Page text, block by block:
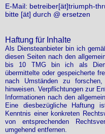
E-Mail: betreiber[ät]triumph-
bitte [ät] durch @ ersetzen
Haftung für Inhalte
Als Diensteanbieter bin ich
diesen Seiten nach den
bis 10 TMG bin ich als
übermittelte oder gespeicherte
nach Umständen zu
hinweisen. Verpflichtungen zur
Informationen nach den
Eine diesbezügliche Haftung
Kenntnis einer konkreten
von entsprechenden
umgehend entfernen.